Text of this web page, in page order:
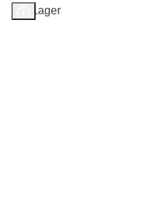
Auf Lager